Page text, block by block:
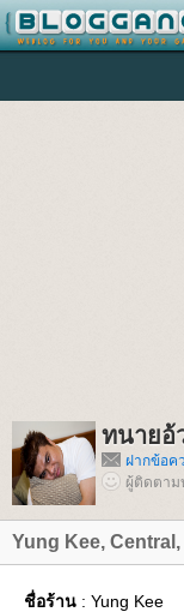
ทนายอ้
ฝากข้อค
ผู้ติดตาม
Yung Kee, Central,
ชื่อร้าน : Yung Kee